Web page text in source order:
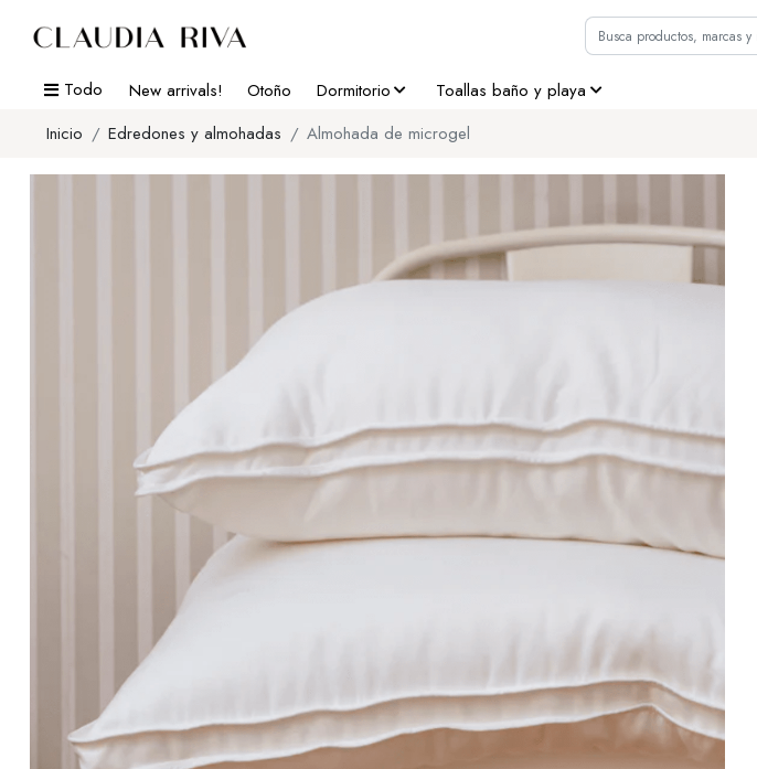
Todo New arrivals! Otoño Dormitorio
Toallas baño y playa
Inicio
Edredones y almohadas Almohada de microgel